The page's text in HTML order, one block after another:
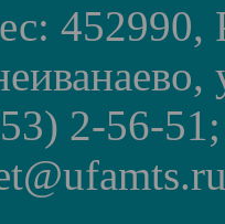
452990,
2-56-